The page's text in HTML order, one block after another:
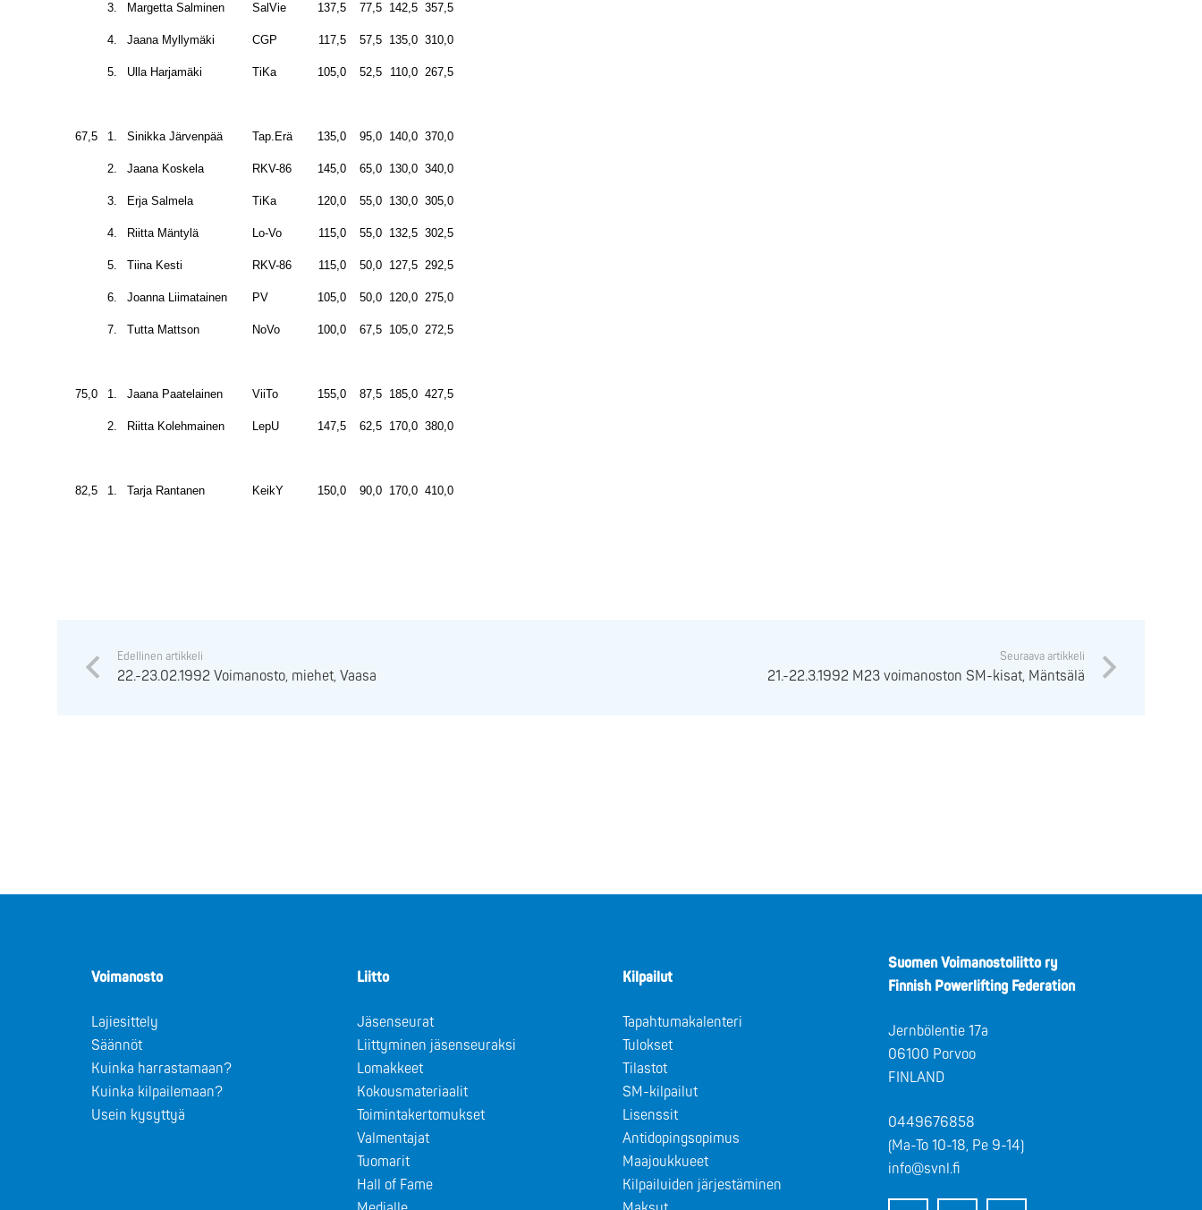
3. Margetta Salminen SalVie 137,5 77,5 142,5 357,5
4. Jaana Myllymäki CGP 117,5 57,5 135,0 310,0
5. Ulla Harjamäki TiKa 105,0 52,5 110,0 267,5
67,5 1. Sinikka Järvenpää Tap.Erä 135,0 95,0 140,0 370,0
2. Jaana Koskela RKV-86 145,0 65,0 130,0 340,0
3. Erja Salmela TiKa 120,0 55,0 130,0 305,0
4. Riitta Mäntylä Lo-Vo 115,0 55,0 132,5 302,5
5. Tiina Kesti RKV-86 115,0 50,0 127,5 292,5
6. Joanna Liimatainen PV 105,0 50,0 120,0 275,0
7. Tutta Mattson NoVo 100,0 67,5 105,0 272,5
75,0 1. Jaana Paatelainen ViiTo 155,0 87,5 185,0 427,5
2. Riitta Kolehmainen LepU 147,5 62,5 170,0 380,0
82,5 1. Tarja Rantanen KeikY 150,0 90,0 170,0 410,0
Edellinen artikkeli
22.-23.02.1992 Voimanosto, miehet, Vaasa
Seuraava artikkeli
21.-22.3.1992 M23 voimanoston SM-kisat, Mäntsälä
Voimanosto
Lajiesittely
Säännöt
Kuinka harrastamaan?
Kuinka kilpailemaan?
Usein kysyttyä
Liitto
Jäsenseurat
Liittyminen jäsenseuraksi
Lomakkeet
Kokousmateriaalit
Toimintakertomukset
Valmentajat
Tuomarit
Hall of Fame
Kilpailut
Tapahtumakalenteri
Tulokset
Tilastot
SM-kilpailut
Lisenssit
Antidopingsopimus
Maajoukkueet
Kilpailuiden järjestäminen
Suomen Voimanostoliitto ry
Finnish Powerlifting Federation
Jernbölentie 17a
06100 Porvoo
FINLAND
0449676858
(Ma-To 10-18, Pe 9-14)
info@svnl.fi